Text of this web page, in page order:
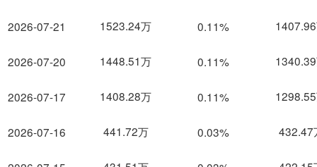
2026-07-21
2026-07-20
2026-07-17
2026-07-16
1523.24万 0.11%
1448.51万 0.11%
1408.28万 0.11%
441.72万 0.03% 432.47